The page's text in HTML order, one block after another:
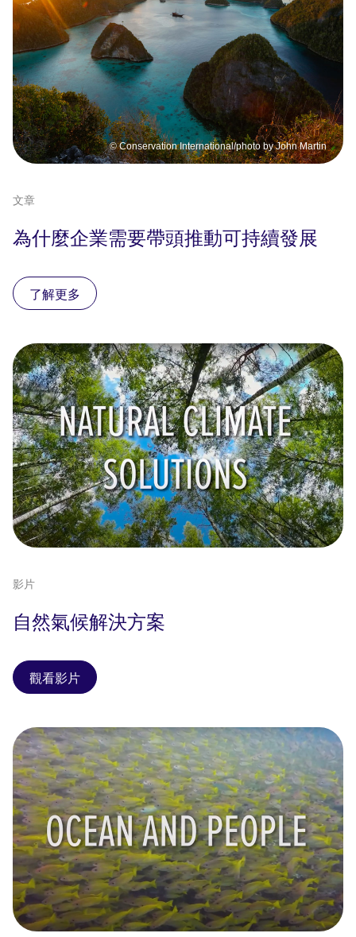
© Conservation International/photo by John Martin
文章
為什麼企業需要帶頭推動可持續發展
了解更多
影片
自然氣候解決方案
觀看影片